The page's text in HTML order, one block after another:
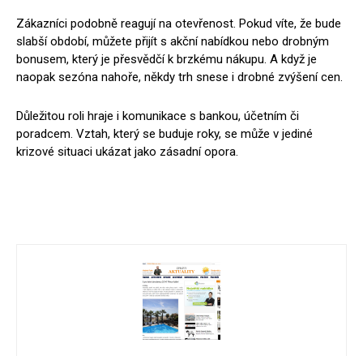
Zákazníci podobně reagují na otevřenost. Pokud víte, že bude
slabší období, můžete přijít s akční nabídkou nebo drobným
bonusem, který je přesvědčí k brzkému nákupu. A když je
naopak sezóna nahoře, někdy trh snese i drobné zvýšení cen.
Důležitou roli hraje i komunikace s bankou, účetním či
poradcem. Vztah, který se buduje roky, se může v jediné
krizové situaci ukázat jako zásadní opora.